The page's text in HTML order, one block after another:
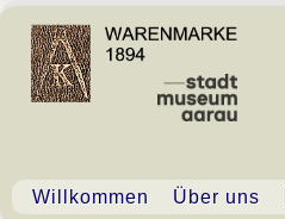
Willkommen Über uns